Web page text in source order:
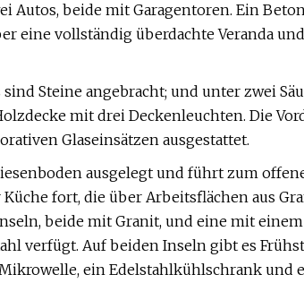
Autos, beide mit Garagentoren. Ein
eine vollständig überdachte Veranda
sind Steine ​​angebracht; und unter zwei
mit drei Deckenleuchten. Die
Glaseinsätzen ausgestattet.
ausgelegt und führt zum
fort, die über Arbeitsflächen aus
beide mit Granit, und eine mit
verfügt. Auf beiden Inseln gibt es
ein Edelstahlkühlschrank und